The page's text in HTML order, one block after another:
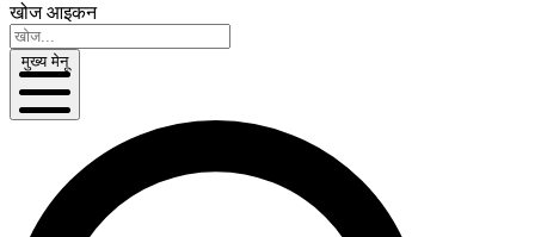
खोज आइकन
मुख्य मेनू